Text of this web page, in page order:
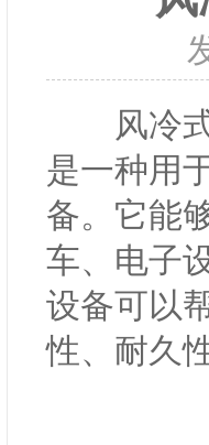
风冷式
是一种用
备。它能
车、电子
设备可以
性、耐久